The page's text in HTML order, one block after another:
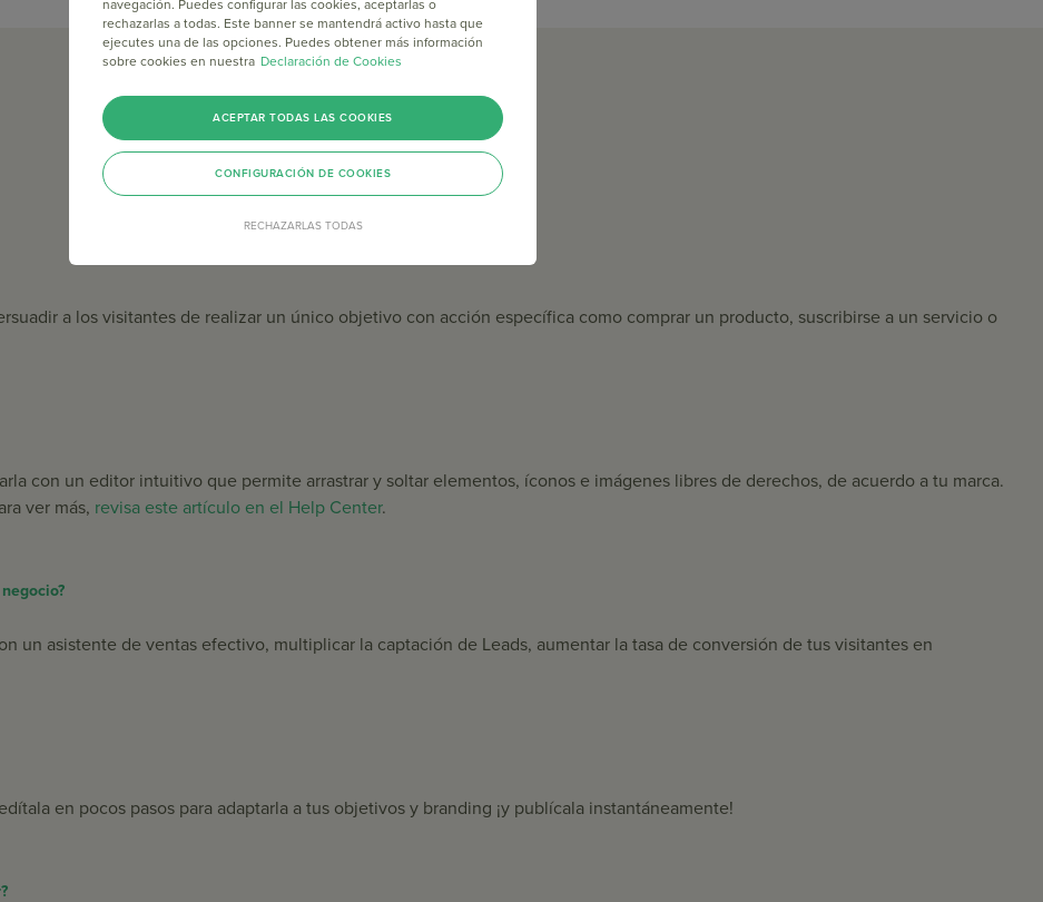
a los visitantes de realizar un único objetivo con acción específica como comprar un producto, suscribirse a un servicio o
con un editor intuitivo que permite arrastrar y soltar elementos, íconos e imágenes libres de derechos, de acuerdo a tu marca.
ver más, revisa este artículo en el Help Center.
un asistente de ventas efectivo, multiplicar la captación de Leads, aumentar la tasa de conversión de tus visitantes en
en pocos pasos para adaptarla a tus objetivos y branding ¡y publícala instantáneamente!
navegación. Puedes configurar las cookies, aceptarlas o
rechazarlas a todas. Este banner se mantendrá activo hasta que
ejecutes una de las opciones. Puedes obtener más información
sobre cookies en nuestra Declaración de Cookies
RECHAZARLAS TODAS
ACEPTAR TODAS LAS COOKIES
CONFIGURACIÓN DE COOKIES